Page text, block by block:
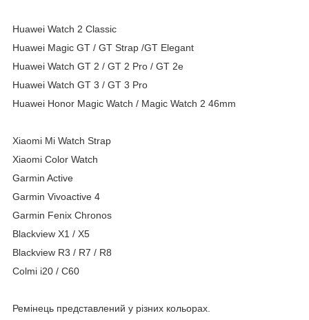
Huawei Watch 2 Classic
Huawei Magic GT / GT Strap /GT Elegant
Huawei Watch GT 2 / GT 2 Pro / GT 2e
Huawei Watch GT 3 / GT 3 Pro
Huawei Honor Magic Watch / Magic Watch 2 46mm
Xiaomi Mi Watch Strap
Xiaomi Color Watch
Garmin Active
Garmin Vivoactive 4
Garmin Fenix Chronos
Blackview X1 / X5
Blackview R3 / R7 / R8
Colmi i20 / C60
Ремінець представлений у різних кольорах.